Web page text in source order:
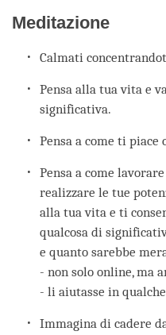
Meditazione
Calmati
Pensa alla tua vita e
significativa.
Pensa a come ti
Pensa a come
realizzare le tue
alla tua vita e ti
qualcosa di
e quanto sarebbe
- non solo online, ma
- li aiutasse in
Immagina di cadere